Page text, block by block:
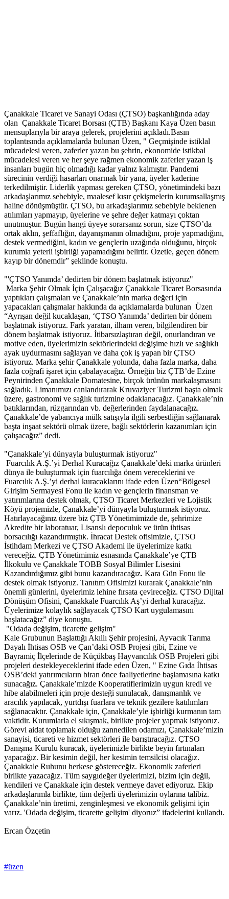
Çanakkale Ticaret ve Sanayi Odası (ÇTSO) başkanlığında aday
olan Çanakkale Ticaret Borsası (ÇTB) Başkanı Kaya Üzen basın
mensuplarıyla bir araya gelerek, projelerini açıkladı.Basın
toplantısında açıklamalarda bulunan Üzen, " Geçmişinde istiklal
mücadelesi veren, zaferler yazan bu şehrin, ekonomide istikbal
mücadelesi veren ve her şeye rağmen ekonomik zaferler yazan iş
insanları bugün hiç olmadığı kadar yalnız kalmıştır. Pandemi
sürecinin verdiği hasarları onarmak bir yana, üyeler kaderine
terkedilmiştir. Liderlik yapması gereken ÇTSO, yönetimindeki bazı
arkadaşlarımız sebebiyle, maalesef kısır çekişmelerin kurumsallaşmış
haline dönüşmüştür. ÇTSO, bu arkadaşlarımız sebebiyle beklenen
atılımları yapmayıp, üyelerine ve şehre değer katmayı çoktan
unutmuştur. Bugün hangi üyeye sorarsanız sorun, size ÇTSO’da
ortak aklın, şeffaflığın, dayanışmanın olmadığını, proje yapmadığını,
destek vermediğini, kadın ve gençlerin uzağında olduğunu, birçok
kurumla yeterli işbirliği yapamadığını belirtir. Özetle, geçen dönem
kayıp bir dönemdir” şeklinde konuştu.
"'ÇTSO Yanımda’ dedirten bir dönem başlatmak istiyoruz"
Marka Şehir Olmak İçin Çalışacağız Çanakkale Ticaret Borsasında
yaptıkları çalışmaları ve Çanakkale’nin marka değeri için
yapacakları çalışmalar hakkında da açıklamalarda bulunan Üzen
“Ayrışan değil kucaklaşan, ‘ÇTSO Yanımda’ dedirten bir dönem
başlatmak istiyoruz. Fark yaratan, ilham veren, bilgilendiren bir
dönem başlatmak istiyoruz. İtibarsızlaştıran değil, onurlandıran ve
motive eden, üyelerimizin sektörlerindeki değişime hızlı ve sağlıklı
ayak uydurmasını sağlayan ve daha çok iş yapan bir ÇTSO
istiyoruz. Marka şehir Çanakkale yolunda, daha fazla marka, daha
fazla coğrafi işaret için çabalayacağız. Örneğin biz ÇTB’de Ezine
Peynirinden Çanakkale Domatesine, birçok ürünün markalaşmasını
sağladık. Limanımızı canlandırarak Kruvaziyer Turizmi başta olmak
üzere, gastronomi ve sağlık turizmine odaklanacağız. Çanakkale’nin
batıklarından, rüzgarından vb. değerlerinden faydalanacağız.
Çanakkale’de yabancıya mülk satışıyla ilgili serbestliğin sağlanarak
başta inşaat sektörü olmak üzere, bağlı sektörlerin kazanımları için
çalışacağız” dedi.
"Çanakkale’yi dünyayla buluşturmak istiyoruz"
Fuarcılık A.Ş.’yi Derhal Kuracağız Çanakkale’deki marka ürünleri
dünya ile buluşturmak için fuarcılığa önem vereceklerini ve
Fuarcılık A.Ş.’yi derhal kuracaklarını ifade eden Üzen“Bölgesel
Girişim Sermayesi Fonu ile kadın ve gençlerin finansman ve
yatırımlarına destek olmak, ÇTSO Ticaret Merkezleri ve Lojistik
Köyü projemizle, Çanakkale’yi dünyayla buluşturmak istiyoruz.
Hatırlayacağınız üzere biz ÇTB Yönetimimizde de, şehrimize
Akredite bir laboratuar, Lisanslı depoculuk ve ürün ihtisas
borsacılığı kazandırmıştık. İhracat Destek ofisimizle, ÇTSO
İstihdam Merkezi ve ÇTSO Akademi ile üyelerimize katkı
vereceğiz. ÇTB Yönetimimiz esnasında Çanakkale’ye ÇTB
İlkokulu ve Çanakkale TOBB Sosyal Bilimler Lisesini
Kazandırdığımız gibi bunu kazandıracağız. Kara Gün Fonu ile
destek olmak istiyoruz. Tanıtım Ofisimizi kurarak Çanakkale’nin
önemli günlerini, üyelerimiz lehine fırsata çevireceğiz. ÇTSO Dijital
Dönüşüm Ofisini, Çanakkale Fuarcılık Aş’yi derhal kuracağız.
Üyelerimize kolaylık sağlayacak ÇTSO Kart uygulamasını
başlatacağız” diye konuştu.
"Odada değişim, ticarette gelişim"
Kale Grubunun Başlattığı Akıllı Şehir projesini, Ayvacık Tarıma
Dayalı İhtisas OSB ve Çan’daki OSB Projesi gibi, Ezine ve
Bayramiç İlçelerinde de Küçükbaş Hayvancılık OSB Projeleri gibi
projeleri destekleyeceklerini ifade eden Üzen, " Ezine Gıda İhtisas
OSB’deki yatırımcıların biran önce faaliyetlerine başlamasına katkı
sunacağız. Çanakkale’mizde Kooperatiflerimizin uygun kredi ve
hibe alabilmeleri için proje desteği sunulacak, danışmanlık ve
aracılık yapılacak, yurtdışı fuarlara ve teknik gezilere katılımları
sağlanacaktır. Çanakkale için, Çanakkale’yle işbirliği kurmanın tam
vaktidir. Kurumlarla el sıkışmak, birlikte projeler yapmak istiyoruz.
Görevi aidat toplamak olduğu zannedilen odamızı, Çanakkale’mizin
sanayisi, ticareti ve hizmet sektörleri ile barıştıracağız. ÇTSO
Danışma Kurulu kuracak, üyelerimizle birlikte beyin fırtınaları
yapacağız. Bir kesimin değil, her kesimin temsilcisi olacağız.
Çanakkale Ruhunu herkese göstereceğiz. Ekonomik zaferleri
birlikte yazacağız. Tüm saygıdeğer üyelerimizi, bizim için değil,
kendileri ve Çanakkale için destek vermeye davet ediyoruz. Ekip
arkadaşlarımla birlikte, tüm değerli üyelerimizin oylarına talibiz.
Çanakkale’nin üretimi, zenginleşmesi ve ekonomik gelişimi için
varız. 'Odada değişim, ticarette gelişim' diyoruz” ifadelerini kullandı.
Ercan Özçetin
#üzen